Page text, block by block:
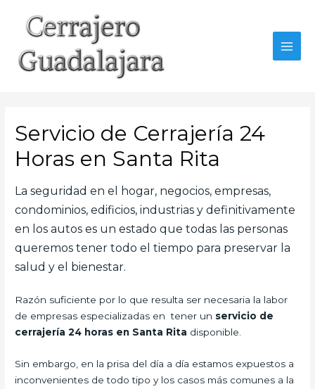
contenido
Servicio de Cerrajería 24
Horas en Santa Rita
La seguridad en el hogar, negocios, empresas,
condominios, edificios, industrias y definitivamente
en los autos es un estado que todas las personas
queremos tener todo el tiempo para preservar la
salud y el bienestar.
Razón suficiente por lo que resulta ser necesaria la labor
de empresas especializadas en tener un servicio de
cerrajería 24 horas en Santa Rita disponible.
Sin embargo, en la prisa del día a día estamos expuestos a
inconvenientes de todo tipo y los casos más comunes a la